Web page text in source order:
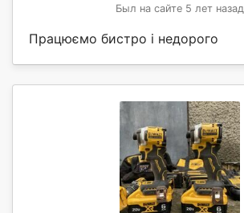
Был на сайте 5 лет назад
Працюємо бистро і недорого